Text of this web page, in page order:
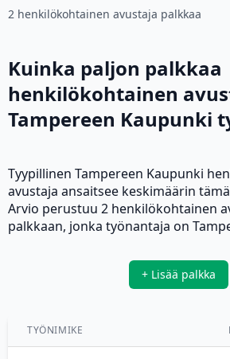
2 henkilökohtainen avustaja palkkaa
Kuinka paljon palkkaa
henkilökohtainen
Tampereen Kaupunki
Tyypillinen Tampereen Kaupunki
avustaja ansaitsee keskimäärin
Arvio perustuu 2 henkilökohtainen
palkkaan, jonka työnantaja on
+ Lisää palkka
TYÖNIMIKE